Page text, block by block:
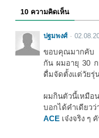
10 ความคิดเห็น
ปฐมพงศ์
ขอบคุณมากคับ
กัน ผมอายุ 30 ก
ดื่มจัดตั้งแต่วัยรุ่
ผมกินตัวนี้เหมื
บอกได้คำเดียว
ACE เจ๋งจริง ๆ